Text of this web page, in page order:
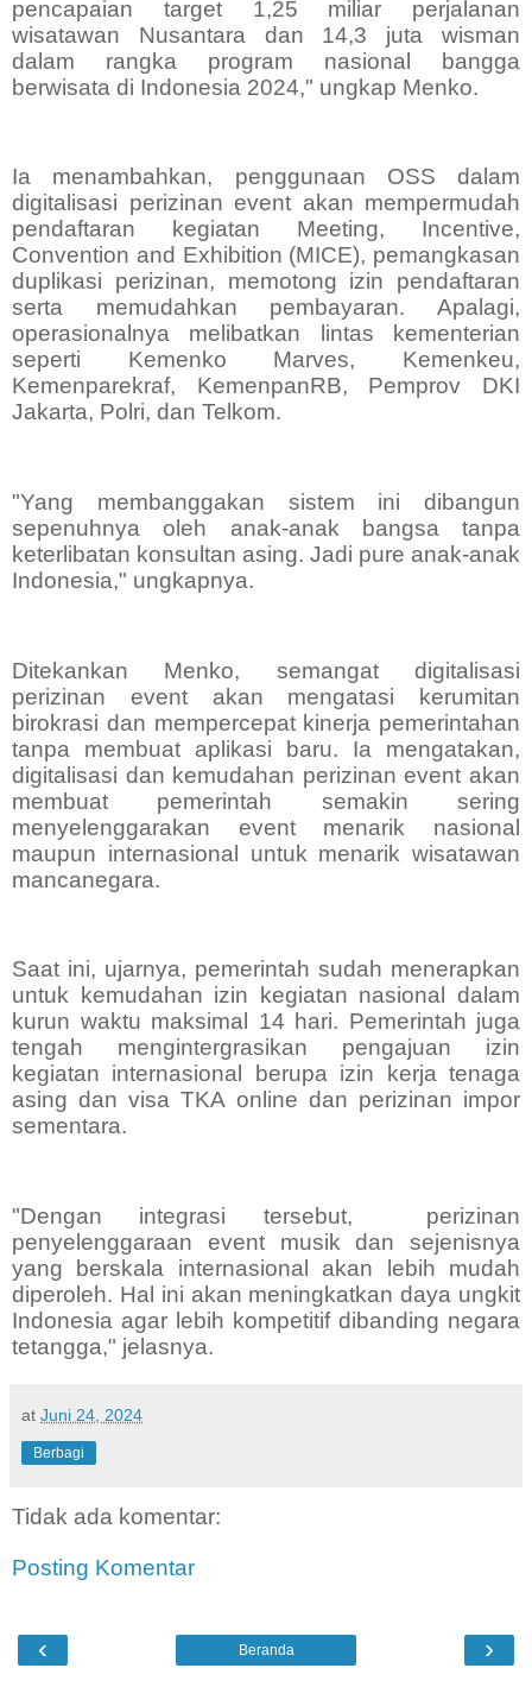
pencapaian target 1,25 miliar perjalanan
wisatawan Nusantara dan 14,3 juta wisman
dalam rangka program nasional bangga
berwisata di Indonesia 2024," ungkap Menko.
Ia menambahkan, penggunaan OSS dalam
digitalisasi perizinan event akan mempermudah
pendaftaran kegiatan Meeting, Incentive,
Convention and Exhibition (MICE), pemangkasan
duplikasi perizinan, memotong izin pendaftaran
serta memudahkan pembayaran. Apalagi,
operasionalnya melibatkan lintas kementerian
seperti Kemenko Marves, Kemenkeu,
Kemenparekraf, KemenpanRB, Pemprov DKI
Jakarta, Polri, dan Telkom.
"Yang membanggakan sistem ini dibangun
sepenuhnya oleh anak-anak bangsa tanpa
keterlibatan konsultan asing. Jadi pure anak-anak
Indonesia," ungkapnya.
Ditekankan Menko, semangat digitalisasi
perizinan event akan mengatasi kerumitan
birokrasi dan mempercepat kinerja pemerintahan
tanpa membuat aplikasi baru. Ia mengatakan,
digitalisasi dan kemudahan perizinan event akan
membuat pemerintah semakin sering
menyelenggarakan event menarik nasional
maupun internasional untuk menarik wisatawan
mancanegara.
Saat ini, ujarnya, pemerintah sudah menerapkan
untuk kemudahan izin kegiatan nasional dalam
kurun waktu maksimal 14 hari. Pemerintah juga
tengah mengintergrasikan pengajuan izin
kegiatan internasional berupa izin kerja tenaga
asing dan visa TKA online dan perizinan impor
sementara.
"Dengan integrasi tersebut, perizinan
penyelenggaraan event musik dan sejenisnya
yang berskala internasional akan lebih mudah
diperoleh. Hal ini akan meningkatkan daya ungkit
Indonesia agar lebih kompetitif dibanding negara
tetangga," jelasnya.
at Juni 24, 2024
Berbagi
Tidak ada komentar:
Posting Komentar
‹ ›
Beranda